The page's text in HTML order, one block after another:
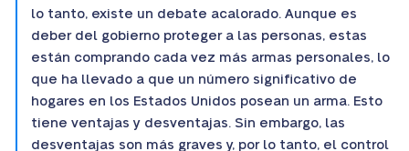
lo tanto, existe un debate acalorado. Aunque es
deber del gobierno proteger a las personas, estas
están comprando cada vez más armas personales, lo
que ha llevado a que un número significativo de
hogares en los Estados Unidos posean un arma. Esto
tiene ventajas y desventajas. Sin embargo, las
desventajas son más graves y, por lo tanto, el control